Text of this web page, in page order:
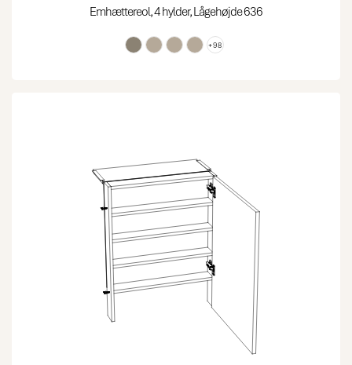
Emhættereol, 4 hylder, Lågehøjde 636
+98